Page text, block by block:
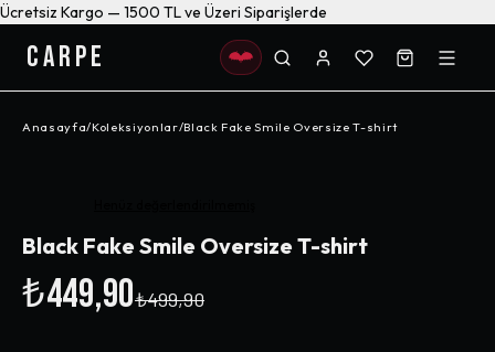
Ücretsiz Kargo — 1500 TL ve Üzeri Siparişlerde
CARPE
Anasayfa/Koleksiyonlar/Black Fake Smile Oversize T-shirt
Black Fake Smile Oversize T-shirt
₺449,90₺499,90